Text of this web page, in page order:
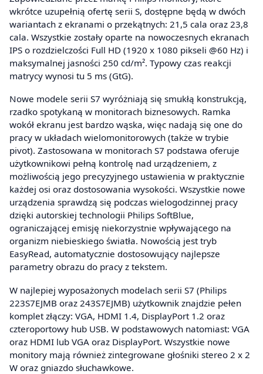
wkrótce uzupełnią ofertę serii S, dostępne będą w dwóch
wariantach z ekranami o przekątnych: 21,5 cala oraz 23,8
cala. Wszystkie zostały oparte na nowoczesnych ekranach
IPS o rozdzielczości Full HD (1920 x 1080 pikseli @60 Hz) i
maksymalnej jasności 250 cd/m². Typowy czas reakcji
matrycy wynosi tu 5 ms (GtG).
Nowe modele serii S7 wyróżniają się smukłą konstrukcją,
rzadko spotykaną w monitorach biznesowych. Ramka
wokół ekranu jest bardzo wąska, więc nadają się one do
pracy w układach wielomonitorowych (także w trybie
pivot). Zastosowana w monitorach S7 podstawa oferuje
użytkownikowi pełną kontrolę nad urządzeniem, z
możliwością jego precyzyjnego ustawienia w praktycznie
każdej osi oraz dostosowania wysokości. Wszystkie nowe
urządzenia sprawdzą się podczas wielogodzinnej pracy
dzięki autorskiej technologii Philips SoftBlue,
ograniczającej emisję niekorzystnie wpływającego na
organizm niebieskiego światła. Nowością jest tryb
EasyRead, automatycznie dostosowujący najlepsze
parametry obrazu do pracy z tekstem.
W najlepiej wyposażonych modelach serii S7 (Philips
223S7EJMB oraz 243S7EJMB) użytkownik znajdzie pełen
komplet złączy: VGA, HDMI 1.4, DisplayPort 1.2 oraz
czteroportowy hub USB. W podstawowych natomiast: VGA
oraz HDMI lub VGA oraz DisplayPort. Wszystkie nowe
monitory mają również zintegrowane głośniki stereo 2 x 2
W oraz gniazdo słuchawkowe.